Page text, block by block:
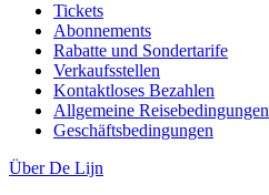
Tickets
Abonnements
Rabatte und Sondertarife
Verkaufsstellen
Kontaktloses Bezahlen
Allgemeine Reisebedingungen
Geschäftsbedingungen
Über De Lijn